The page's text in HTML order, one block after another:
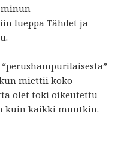
lueppaTähdet ja
miettii koko
olet toki oikeutettu
kuin kaikki muutkin.